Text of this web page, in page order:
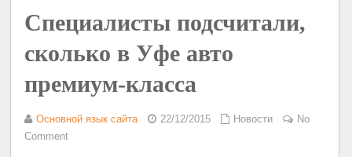
Специалисты подсчитали,
сколько в Уфе авто
премиум-класса
Основной язык сайта 22/12/2015 Новости
No
Comment